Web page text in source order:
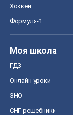
Хоккей
Формула-1
Моя школа
ГДЗ
Онлайн уроки
ЗНО
СНГ решебники